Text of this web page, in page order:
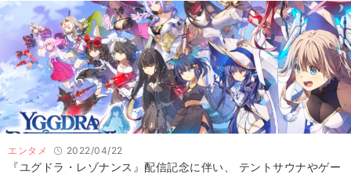
エンタメ 2022/04/22
『ユグドラ・レゾナンス』配信記念に伴い、 テントサウナやゲー